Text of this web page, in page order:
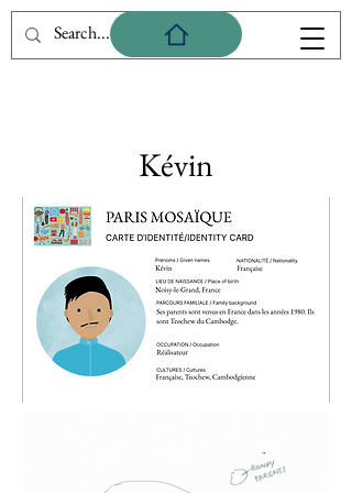
Kévin